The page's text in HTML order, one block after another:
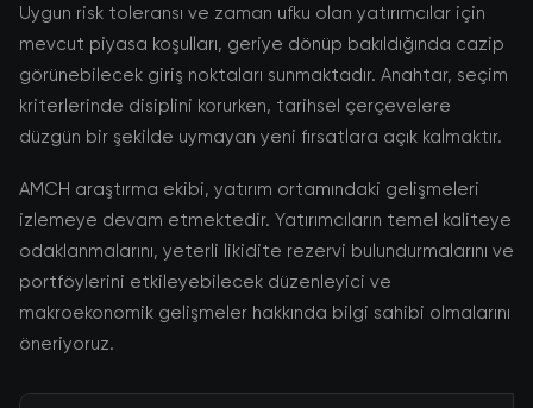
Uygun risk toleransı ve zaman ufku olan yatırımcılar için
mevcut piyasa koşulları, geriye dönüp bakıldığında cazip
görünebilecek giriş noktaları sunmaktadır. Anahtar, seçim
kriterlerinde disiplini korurken, tarihsel çerçevelere
düzgün bir şekilde uymayan yeni fırsatlara açık kalmaktır.
AMCH araştırma ekibi, yatırım ortamındaki gelişmeleri
izlemeye devam etmektedir. Yatırımcıların temel kaliteye
odaklanmalarını, yeterli likidite rezervi bulundurmalarını ve
portföylerini etkileyebilecek düzenleyici ve
makroekonomik gelişmeler hakkında bilgi sahibi olmalarını
öneriyoruz.